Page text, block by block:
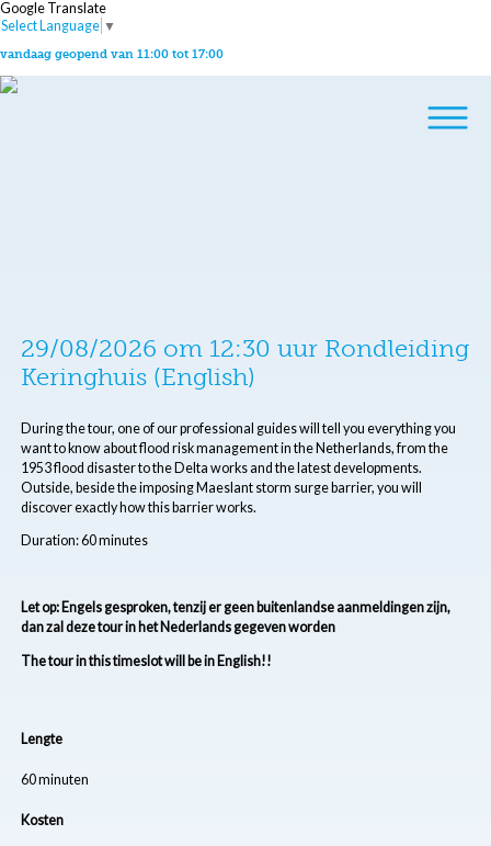
Google Translate
Select Language ▼
vandaag geopend van 11:00 tot 17:00
29/08/2026 om 12:30 uur Rondleiding
Keringhuis (English)
During the tour, one of our professional guides will tell you everything you
want to know about flood risk management in the Netherlands, from the
1953 flood disaster to the Delta works and the latest developments.
Outside, beside the imposing Maeslant storm surge barrier, you will
discover exactly how this barrier works.
Duration: 60 minutes
Let op: Engels gesproken, tenzij er geen buitenlandse aanmeldingen zijn,
dan zal deze tour in het Nederlands gegeven worden
The tour in this timeslot will be in English!!
Lengte
60 minuten
Kosten